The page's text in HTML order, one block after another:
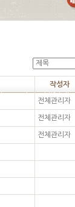
작성자
전체관리자
전체관리자
전체관리자